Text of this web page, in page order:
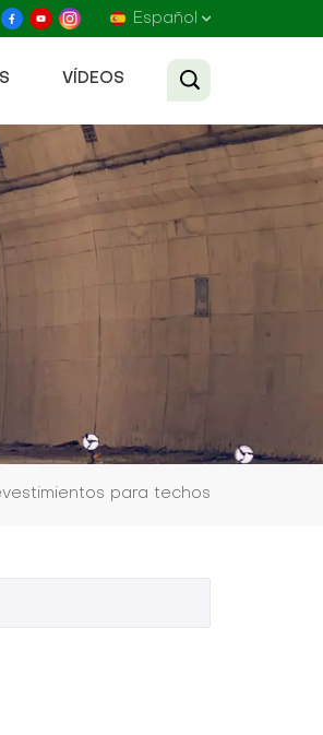
Español
Français
Русский
VÍDEOS
para techos